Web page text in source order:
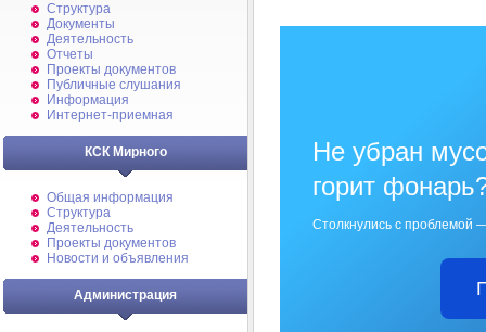
Структура
Документы
Деятельность
Отчеты
Проекты документов
Публичные слушания
Информация
Интернет-приемная
КСК Мирного
Общая информация
Структура
Деятельность
Проекты документов
Новости и объявления
Администрация
Не убран
горит
Столкнулись с проблемой